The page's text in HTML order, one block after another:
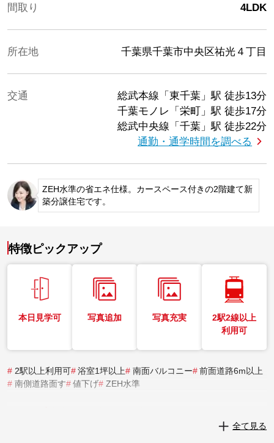
間取り 4LDK
所在地 千葉県千葉市中央区祐光４丁目
交通 総武本線「東千葉」駅 徒歩13分
千葉モノレ「栄町」駅 徒歩17分
総武中央線「千葉」駅 徒歩22分
通勤・通学時間を調べる
ZEH水準の省エネ仕様。カースペース付きの2階建て新
築分譲住宅です。
特徴ピックアップ
本日見学可 写真追加 写真充実
2駅2線以上
利用可
# 2駅以上利用可# 浴室1坪以上# 南面バルコニー# 前面道路6m以上
# 南側道路面す# 値下げ# ZEH水準
全て見る